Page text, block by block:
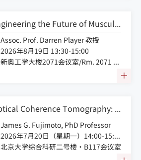
Engineering the Future of Musculoskeletal Health: From Mechanisms of Disease to Regeneration and Rehabilitation
Assoc. Prof. Darren Player 教授
2026年8月19日 13:30-15:00
新奥工学大楼2071会议室/Rm. 2071 ENN Engineering Blvd.
Optical Coherence Tomography: History, Evolution and Future Prospects
James G. Fujimoto, PhD Professor
2026年7月20日（星期一）14:00-15:30
北京大学综合科研二号楼·B117会议室